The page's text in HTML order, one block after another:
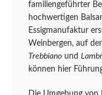
familiengeführter
hochwertigen
Essigmanufaktur
Weinbergen, auf
Trebbiano und
können hier